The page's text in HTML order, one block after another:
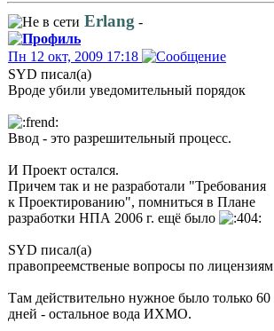
Erlang -
Пн 12 окт, 2009 17:18
SYD писал(а)
Вроде убили уведомительный порядок
Ввод - это разрешительный процесс.
И Проект остался.
Причем так и не разработали "Требования
к Проектированию", помниться в Плане
разработки НПА 2006 г. ещё было
SYD писал(а)
правопреемственые вопросы по лицензиям
Там действительно нужное было только 60
дней - остальное вода ИХМО.